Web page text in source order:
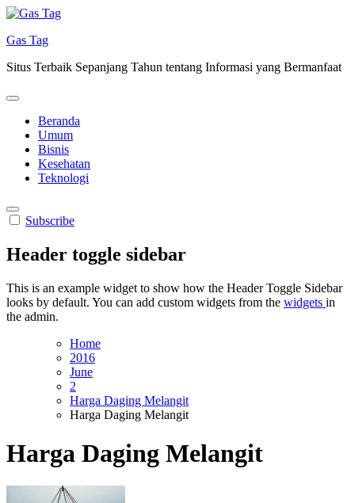
Skip
content
Gas Tag
Situs Terbaik Sepanjang Tahun tentang Informasi yang Bermanfaat
Beranda
Umum
Bisnis
Kesehatan
Teknologi
Subscribe
Header toggle sidebar
This is an example widget to show how the Header Toggle Sidebar
looks by default. You can add custom widgets from the widgets in
the admin.
Home
2016
June
2
Harga Daging Melangit
Harga Daging Melangit
Harga Daging Melangit